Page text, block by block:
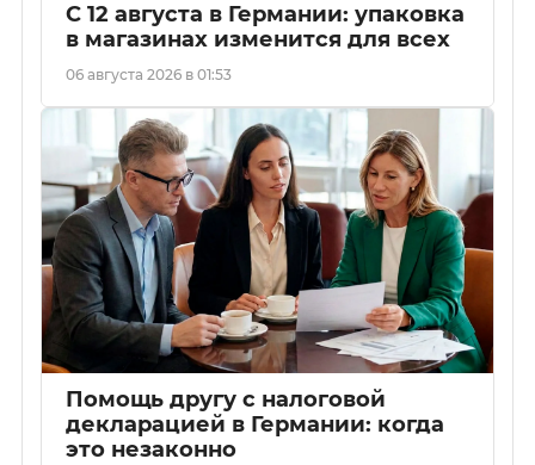
С 12 августа в Германии: упаковка
в магазинах изменится для всех
06 августа 2026 в 01:53
Помощь другу с налоговой
декларацией в Германии: когда
это незаконно